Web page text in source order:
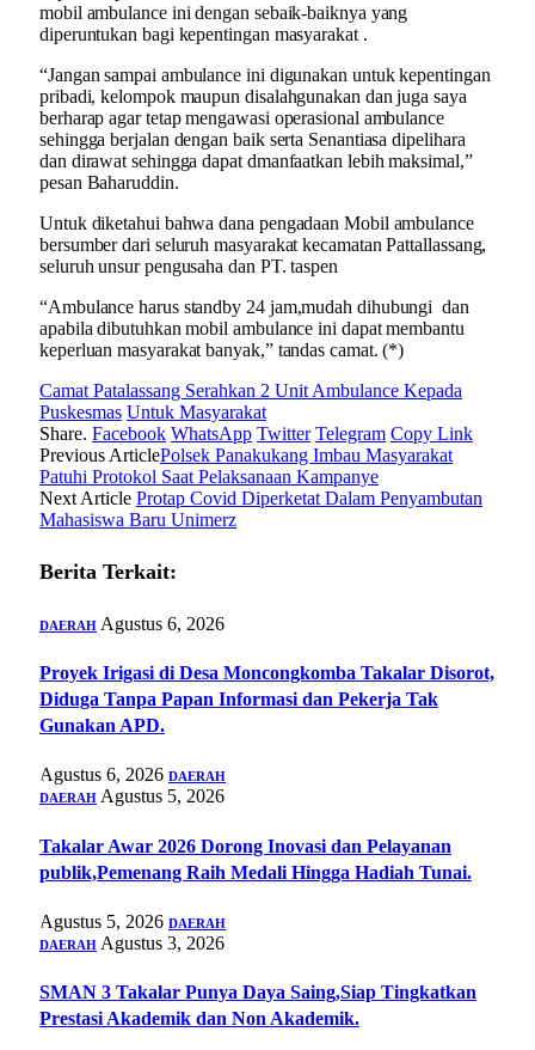
mobil ambulance ini dengan sebaik-baiknya yang
diperuntukan bagi kepentingan masyarakat .
“Jangan sampai ambulance ini digunakan untuk kepentingan
pribadi, kelompok maupun disalahgunakan dan juga saya
berharap agar tetap mengawasi operasional ambulance
sehingga berjalan dengan baik serta Senantiasa dipelihara
dan dirawat sehingga dapat dmanfaatkan lebih maksimal,”
pesan Baharuddin.
Untuk diketahui bahwa dana pengadaan Mobil ambulance
bersumber dari seluruh masyarakat kecamatan Pattallassang,
seluruh unsur pengusaha dan PT. taspen
“Ambulance harus standby 24 jam,mudah dihubungi dan
apabila dibutuhkan mobil ambulance ini dapat membantu
keperluan masyarakat banyak,” tandas camat. (*)
Camat Patalassang Serahkan 2 Unit Ambulance Kepada
Puskesmas Untuk Masyarakat
Share. Facebook WhatsApp Twitter Telegram Copy Link
Previous ArticlePolsek Panakukang Imbau Masyarakat
Patuhi Protokol Saat Pelaksanaan Kampanye
Next Article Protap Covid Diperketat Dalam Penyambutan
Mahasiswa Baru Unimerz
Berita Terkait:
DAERAH Agustus 6, 2026
Proyek Irigasi di Desa Moncongkomba Takalar Disorot,
Diduga Tanpa Papan Informasi dan Pekerja Tak
Gunakan APD.
Agustus 6, 2026 DAERAH
DAERAH Agustus 5, 2026
Takalar Awar 2026 Dorong Inovasi dan Pelayanan
publik,Pemenang Raih Medali Hingga Hadiah Tunai.
Agustus 5, 2026 DAERAH
DAERAH Agustus 3, 2026
SMAN 3 Takalar Punya Daya Saing,Siap Tingkatkan
Prestasi Akademik dan Non Akademik.